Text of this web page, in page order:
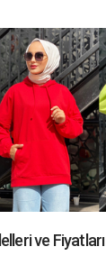
ve Fiyatları